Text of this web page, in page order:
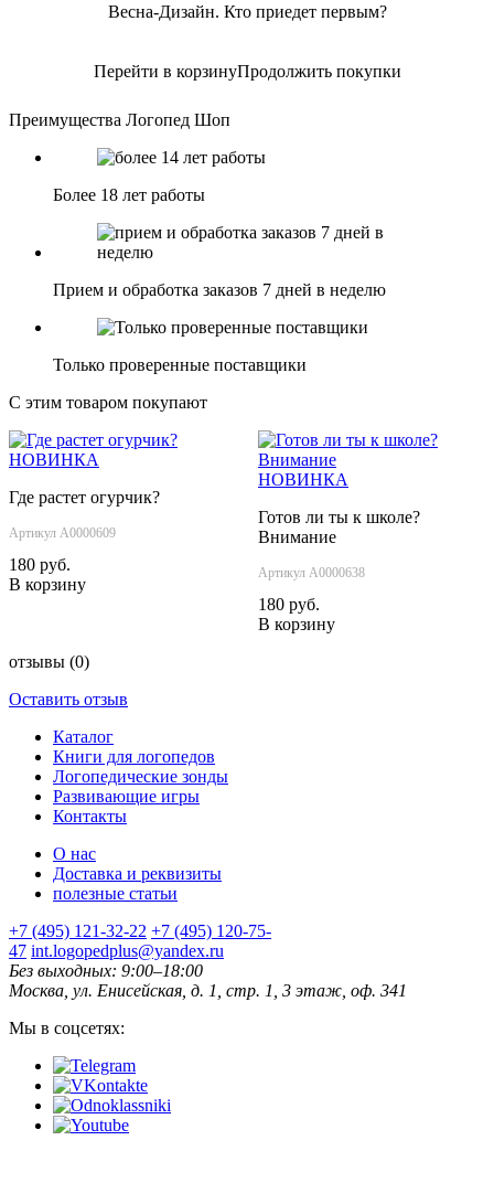
Весна-Дизайн. Кто приедет первым?
Перейти в корзинуПродолжить покупки
Преимущества Логопед Шоп
Более 18 лет работы
Прием и обработка заказов 7 дней в неделю
Только проверенные поставщики
С этим товаром покупают
НОВИНКА
Где растет огурчик?
Артикул А0000609
180 руб.
В корзину
НОВИНКА
Готов ли ты к школе?
Внимание
Артикул А0000638
180 руб.
В корзину
отзывы (0)
Оставить отзыв
Каталог
Книги для логопедов
Логопедические зонды
Развивающие игры
Контакты
О нас
Доставка и реквизиты
полезные статьи
+7 (495) 121-32-22 +7 (495) 120-75-
47 int.logopedplus@yandex.ru
Без выходных: 9:00–18:00
Москва, ул. Енисейская, д. 1, стр. 1, 3 этаж, оф. 341
Мы в соцсетях: